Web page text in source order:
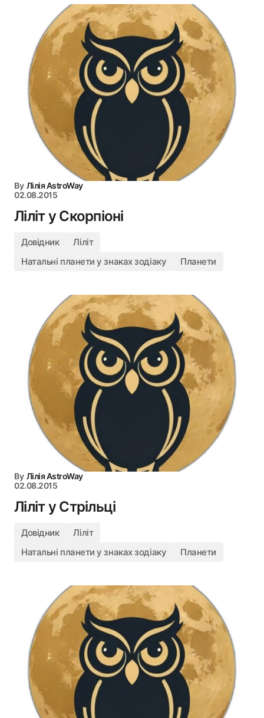
By Лілія AstroWay
02.08.2015
Ліліт у Скорпіоні
Довідник
Ліліт
Натальні планети у знаках зодіаку
Планети
By Лілія AstroWay
02.08.2015
Ліліт у Стрільці
Довідник
Ліліт
Натальні планети у знаках зодіаку
Планети